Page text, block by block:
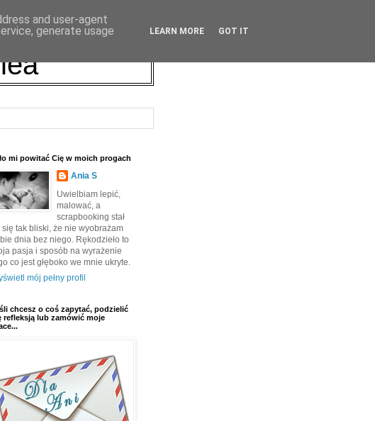
mi powitać Cię w moich progach
Ania S
Uwielbiam lepić,
malować, a
scrapbooking stał
się tak bliski, że nie wyobrażam
dnia bez niego. Rękodzieło to
pasja i sposób na wyrażenie
co jest głęboko we mnie ukryte.
mój pełny profil
chcesz o coś zapytać, podzielić
refleksją lub zamówić moje
and user-agent
generate usage
LEARN MORE GOT IT